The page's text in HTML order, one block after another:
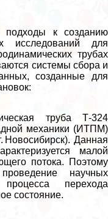
подходы к созданию
исследований для
трубах
системы сбора и
созданные для
труба Т-324
механики (ИТПМ)
Данная
малой
потока. Поэтому
научных
перехода
состояние.